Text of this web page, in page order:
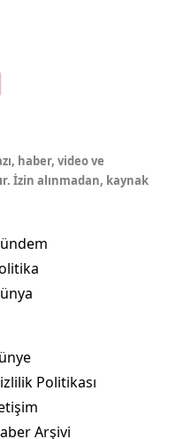
haber, video ve
İzin alınmadan, kaynak
Politikası
Arşivi